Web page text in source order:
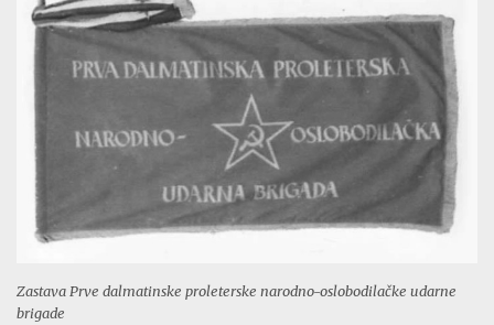
Zastava Prve dalmatinske proleterske narodno-oslobodilačke udarne
brigade